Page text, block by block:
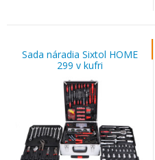
Sada náradia Sixtol HOME
299 v kufri